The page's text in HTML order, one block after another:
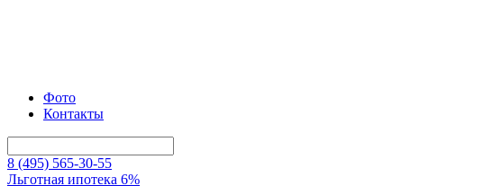
Фото
Контакты
8 (495) 565-30-55
Льготная ипотека 6%